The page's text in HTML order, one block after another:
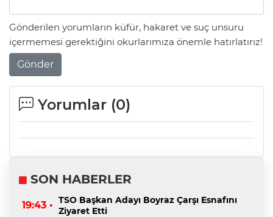
Gönderilen yorumların küfür, hakaret ve suç unsuru
içermemesi gerektiğini okurlarımıza önemle hatırlatırız!
Gönder
Yorumlar (0)
SON HABERLER
19:43 • TSO Başkan Adayı Boyraz Çarşı Esnafını
Ziyaret Etti